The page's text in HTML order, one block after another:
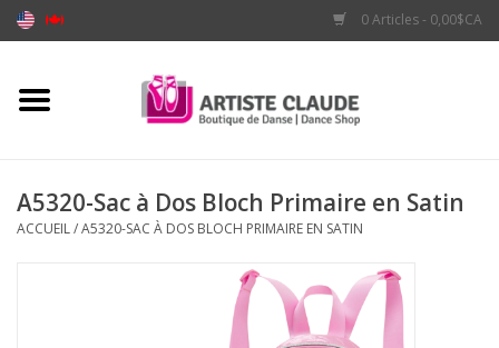
0 Articles - 0,00$CA
Accueil
Vêtements
A5320-Sac à Dos Bloch Primaire en Satin
ACCUEIL/A5320-SAC À DOS BLOCH PRIMAIRE EN SATIN